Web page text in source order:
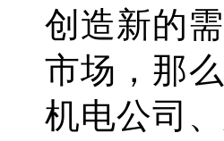
创造新的
市场，那
机电公司